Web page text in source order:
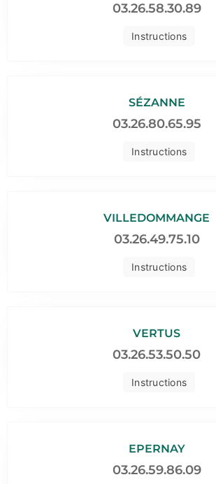
Instructions
03.26.58.30.89
Instructions
SÉZANNE
03.26.80.65.95
Instructions
VILLEDOMMANGE
03.26.49.75.10
Instructions
VERTUS
03.26.53.50.50
EPERNAY
03.26.59.86.09